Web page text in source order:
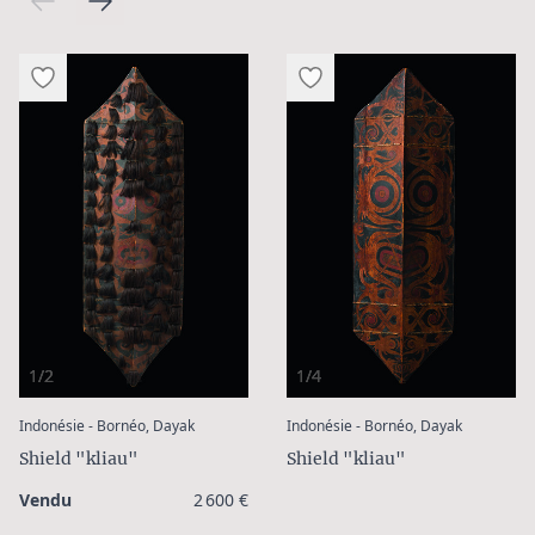
1/2
Indonésie - Bornéo, Dayak:
Shield "kliau"
Vendu 2 600 €
1/4
Indonésie - Bornéo, Dayak:
Shield "kliau"